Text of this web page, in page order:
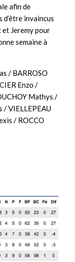
afin de
invaincus
et Jeremy pour
semaine à
/ BARROSO
Enzo /
Mathys /
/ VIELLEPEAU
/ ROCCO